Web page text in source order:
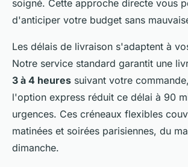
soigné. Cette approche directe vous
d'anticiper votre budget sans
Les délais de livraison s'adaptent à
Notre service standard garantit une
3 à 4 heures suivant votre
l'option express réduit ce délai à 90
urgences. Ces créneaux flexibles
matinées et soirées parisiennes, du
dimanche.